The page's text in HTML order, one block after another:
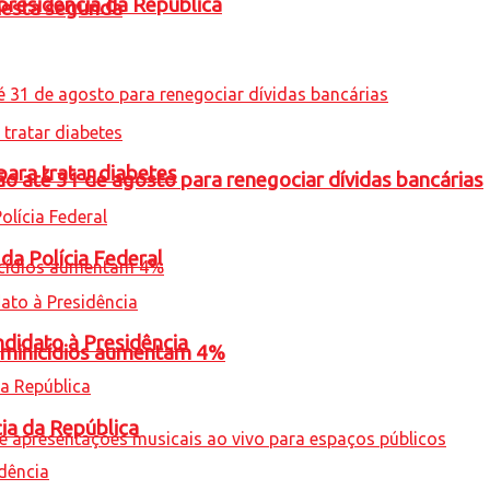
segunda
até 31 de agosto para renegociar dívidas bancárias
aumentam 4%
tratar diabetes
Polícia Federal
à Presidência
da República